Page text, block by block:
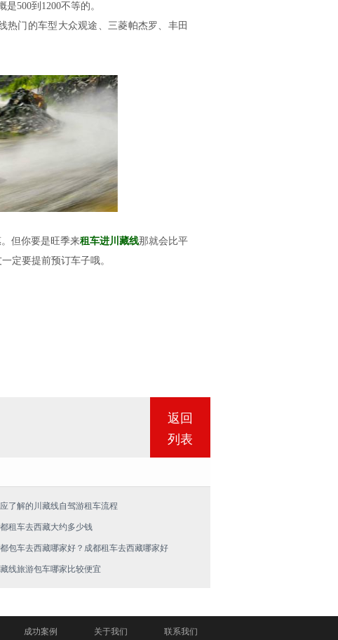
是500到1200不等的。
热门的车型 大众观途、 三菱帕杰罗、 丰田
但你要是旺季来租车进川藏线那就会比平
定要提前预订车子哦。
返回
列表
了解的川藏线自驾游租车流程
租车去西藏大约多少钱
包车去西藏哪家好？成都租车去西藏哪家好
线旅游包车哪家比较便宜
成功案例 关于我们 联系我们